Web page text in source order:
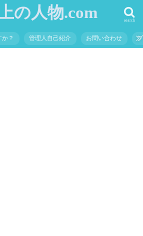
の人物.com search
？ 管理人自己紹介 お問い合わせ